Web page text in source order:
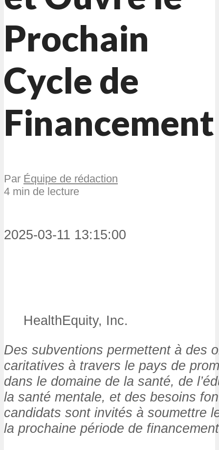
Prochain
Cycle de
Financement
Par Équipe de rédaction
4 min de lecture
2025-03-11 13:15:00
HealthEquity, Inc.
Des subventions permettent à des
caritatives à travers le pays de
dans le domaine de la santé, de
la santé mentale, et des besoins
candidats sont invités à soumettre
la prochaine période de